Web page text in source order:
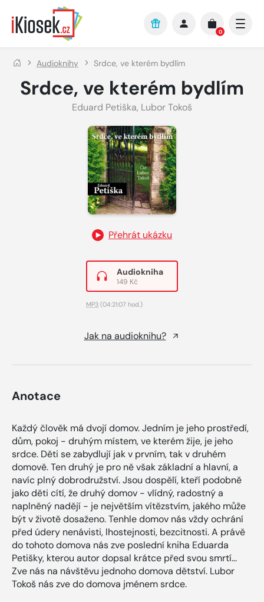
Přejít na hlavní obsah
0
Audioknihy Srdce, ve kterém bydlím
Srdce, ve kterém bydlím
Eduard Petiška, Lubor Tokoš
Přehrát ukázku
Audiokniha
149 Kč
MP3 (04:21:07 hod.)
Jak na audioknihu?
Anotace
Každý člověk má dvojí domov. Jedním je jeho prostředí,
dům, pokoj - druhým místem, ve kterém žije, je jeho
srdce. Děti se zabydlují jak v prvním, tak v druhém
domově. Ten druhý je pro ně však základní a hlavní, a
navíc plný dobrodružství. Jsou dospělí, kteří podobně
jako děti cítí, že druhý domov - vlídný, radostný a
naplněný nadějí - je největším vítězstvím, jakého může
být v životě dosaženo. Tenhle domov nás vždy ochrání
před údery nenávisti, lhostejnosti, bezcitnosti. A právě
do tohoto domova nás zve poslední kniha Eduarda
Petišky, kterou autor dopsal krátce před svou smrtí...
Zve nás na návštěvu jednoho domova dětství. Lubor
Tokoš nás zve do domova jménem srdce.